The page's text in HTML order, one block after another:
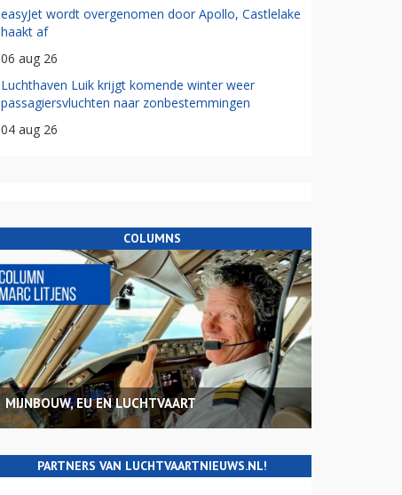
easyJet wordt overgenomen door Apollo, Castlelake
haakt af
06 aug 26
Luchthaven Luik krijgt komende winter weer
passagiersvluchten naar zonbestemmingen
04 aug 26
COLUMNS
MIJNBOUW, EU EN LUCHTVAART
PARTNERS VAN LUCHTVAARTNIEUWS.NL!